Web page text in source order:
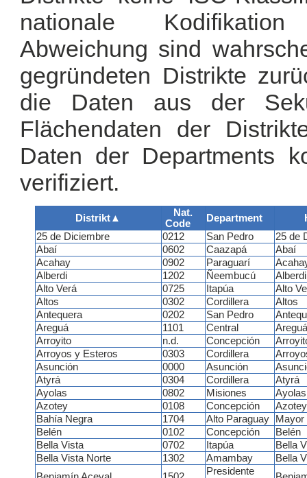
nationale
Abweichung sind
gegründeten Distrikte
die Daten aus der
Flächendaten der
Daten der Departments
verifiziert.
Distrikt▲
Nat.
Code
Department
25 de Diciembre
0212 San Pedro
25 de
Abaí
0602 Caazapá
Abaí
Acahay
0902 Paraguarí
Alberdi
1202 Ñeembucú
Alberdi
Alto Verá
0725 Itapúa
Alto
Altos
0302 Cordillera
Altos
Antequera
0202 San Pedro
Areguá
1101 Central
Areguá
Arroyito
n.d. Concepción
Arroyos y Esteros
0303 Cordillera
Asunción
0000 Asunción
Atyrá
0304 Cordillera
Atyrá
Ayolas
0802 Misiones
Ayolas
Azotey
0108 Concepción
Azotey
Bahía Negra
1704 Alto Paraguay
Mayor
Belén
0102 Concepción
Belén
Bella Vista
0702 Itapúa
Bella
Bella Vista Norte
1302 Amambay
Bella
Presidente